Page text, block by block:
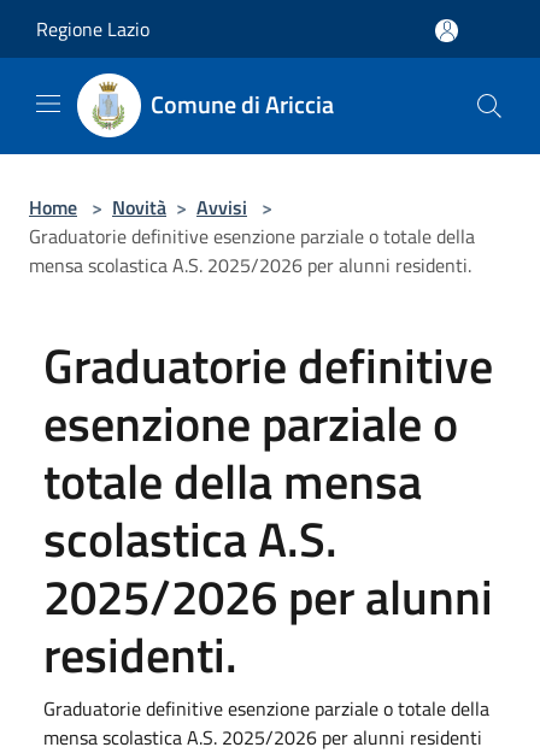
Regione Lazio
Comune di Ariccia
Home > Novità > Avvisi >
Graduatorie definitive esenzione parziale o totale della
mensa scolastica A.S. 2025/2026 per alunni residenti.
Graduatorie definitive
esenzione parziale o
totale della mensa
scolastica A.S.
2025/2026 per alunni
residenti.
Graduatorie definitive esenzione parziale o totale della
mensa scolastica A.S. 2025/2026 per alunni residenti